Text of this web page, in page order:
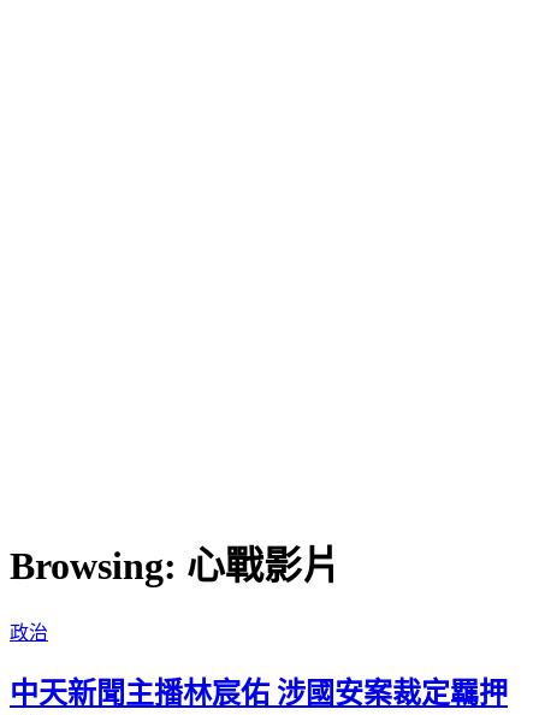
Browsing: 心戰影片
政治
中天新聞主播林宸佑 涉國安案裁定羈押